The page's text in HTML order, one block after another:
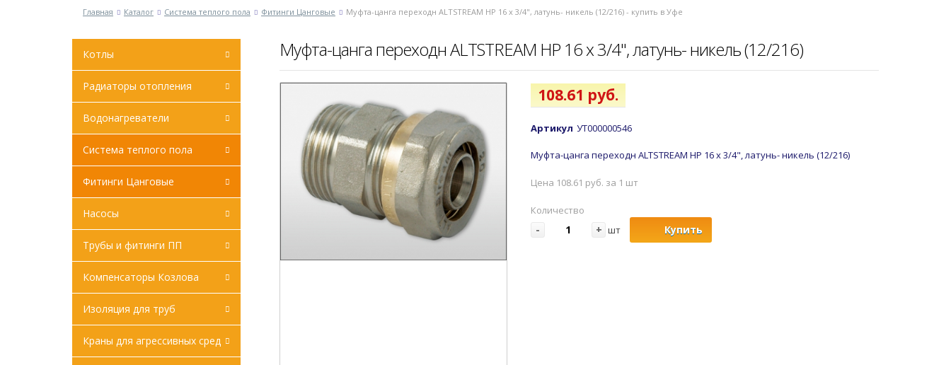
Главная Каталог Система теплого пола Фитинги Цанговые Муфта-цанга переходн ALTSTREAM НР 16 х 3/4", латунь- никель (12/216) - купить в Уфе
Котлы
Радиаторы отопления
Водонагреватели
Система теплого пола
Фитинги Цанговые
Насосы
Трубы и фитинги ПП
Компенсаторы Козлова
Изоляция для труб
Краны для агрессивных сред
Муфта-цанга переходн ALTSTREAM НР 16 х 3/4", латунь- никель (12/216)
108.61 руб.
Артикул УТ000000546
Муфта-цанга переходн ALTSTREAM НР 16 х 3/4", латунь- никель (12/216)
Цена 108.61 руб. за 1 шт
Количество
- + шт Купить